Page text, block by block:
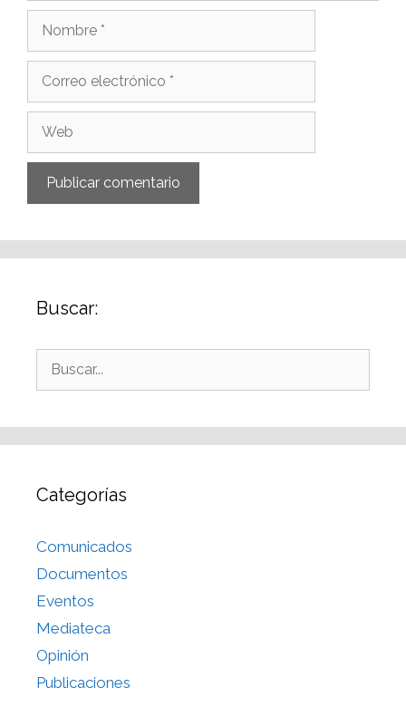
Buscar:
Categorías
Comunicados
Documentos
Eventos
Mediateca
Opinión
Publicaciones